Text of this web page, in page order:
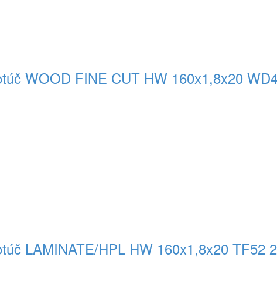
WOOD FINE CUT HW 160x1,8x20
LAMINATE/HPL HW 160x1,8x20 TF52